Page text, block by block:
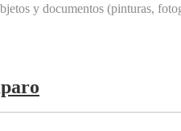
y documentos (pinturas,